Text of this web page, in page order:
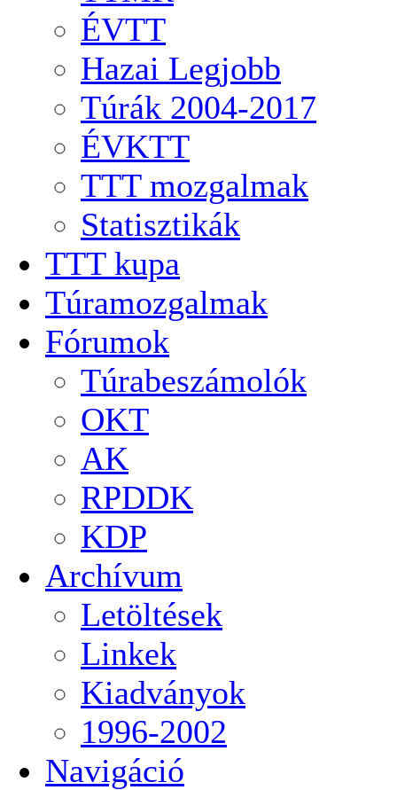
ÉVTT
Hazai Legjobb
Túrák 2004-2017
ÉVKTT
TTT mozgalmak
Statisztikák
TTT kupa
Túramozgalmak
Fórumok
Túrabeszámolók
OKT
AK
RPDDK
KDP
Archívum
Letöltések
Linkek
Kiadványok
1996-2002
Navigáció